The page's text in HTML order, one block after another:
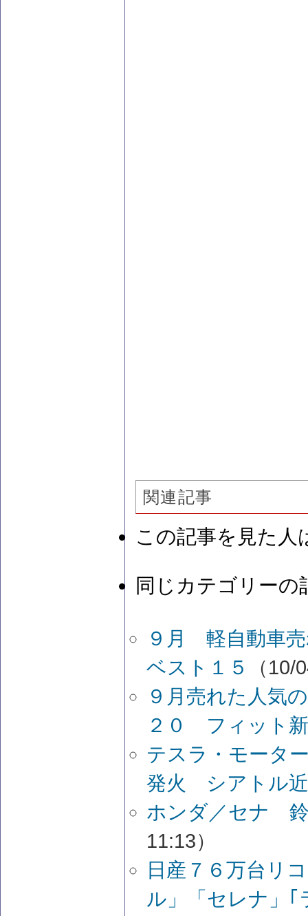
関連記事
この記事を見た人
同じカテゴリーの
９月 軽自動車
ベスト１５
（10/
９月売れた人気
２０ フィット
テスラ・モータ
発火 シアトル
ホンダ／セナ 鈴
11:13）
日産７６万台リ
ル」「セレナ」